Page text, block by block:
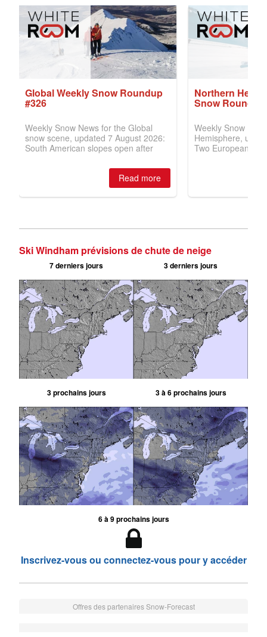
Ski Windham prévisions de chute de neige
7 derniers jours 3 derniers jours
3 prochains jours 3 à 6 prochains jours
6 à 9 prochains jours
Inscrivez-vous ou connectez-vous pour y accéder
Offres des partenaires Snow-Forecast